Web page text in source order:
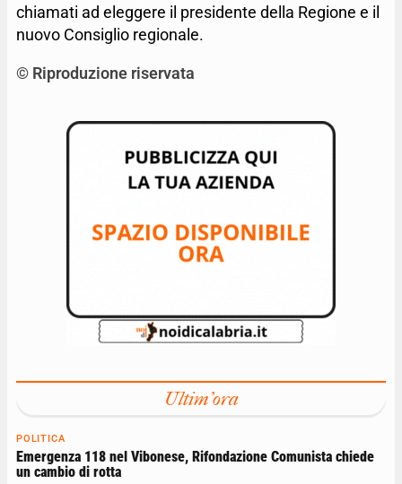
chiamati ad eleggere il presidente della Regione e il
nuovo Consiglio regionale.
© Riproduzione riservata
Ultim'ora
POLITICA
Emergenza 118 nel Vibonese, Rifondazione Comunista chiede
un cambio di rotta